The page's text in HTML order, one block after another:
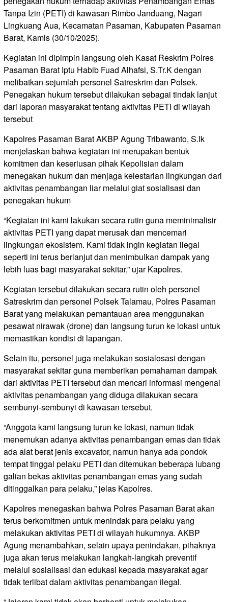
Tanpa Izin (PETI) di kawasan Rimbo Janduang, Nagari
Lingkuang Aua, Kecamatan Pasaman, Kabupaten Pasaman
Barat, Kamis (30/10/2025).
Kegiatan ini dipimpin langsung oleh Kasat Reskrim Polres
Pasaman Barat Iptu Habib Fuad Alhafsi, S.Tr.K dengan
melibatkan sejumlah personel Satreskrim dan Polsek.
Penegakan hukum tersebut dilakukan sebagai tindak lanjut
dari laporan masyarakat tentang aktivitas PETI di wilayah
tersebut
Kapolres Pasaman Barat AKBP Agung Tribawanto, S.Ik
menjelaskan bahwa kegiatan ini merupakan bentuk
komitmen dan keseriusan pihak Kepolisian dalam
menegakan hukum dan menjaga kelestarian lingkungan dari
aktivitas penambangan liar melalui giat sosialisasi dan
penegakan hukum
“Kegiatan ini kami lakukan secara rutin guna meminimalisir
aktivitas PETI yang dapat merusak dan mencemari
lingkungan ekosistem. Kami tidak ingin kegiatan ilegal
seperti ini terus berlanjut dan menimbulkan dampak yang
lebih luas bagi masyarakat sekitar,” ujar Kapolres.
Kegiatan tersebut dilakukan secara rutin oleh personel
Satreskrim dan personel Polsek Talamau, Polres Pasaman
Barat yang melakukan pemantauan area menggunakan
pesawat nirawak (drone) dan langsung turun ke lokasi untuk
memastikan kondisi di lapangan.
Selain itu, personel juga melakukan sosialosasi dengan
masyarakat sekitar guna memberikan pemahaman dampak
dari aktivitas PETI tersebut dan mencari informasi mengenai
aktivitas penambangan yang diduga dilakukan secara
sembunyi-sembunyi di kawasan tersebut.
“Anggota kami langsung turun ke lokasi, namun tidak
menemukan adanya aktivitas penambangan emas dan tidak
ada alat berat jenis excavator, namun hanya ada pondok
tempat tinggal pelaku PETI dan ditemukan beberapa lubang
galian bekas aktivitas penambangan emas yang sudah
ditinggalkan para pelaku,” jelas Kapolres.
Kapolres menegaskan bahwa Polres Pasaman Barat akan
terus berkomitmen untuk menindak para pelaku yang
melakukan aktivitas PETI di wilayah hukumnya. AKBP
Agung menambahkan, selain upaya penindakan, pihaknya
juga akan terus melakukan langkah-langkah preventif
melalui sosialisasi dan edukasi kepada masyarakat agar
tidak terlibat dalam aktivitas penambangan ilegal.